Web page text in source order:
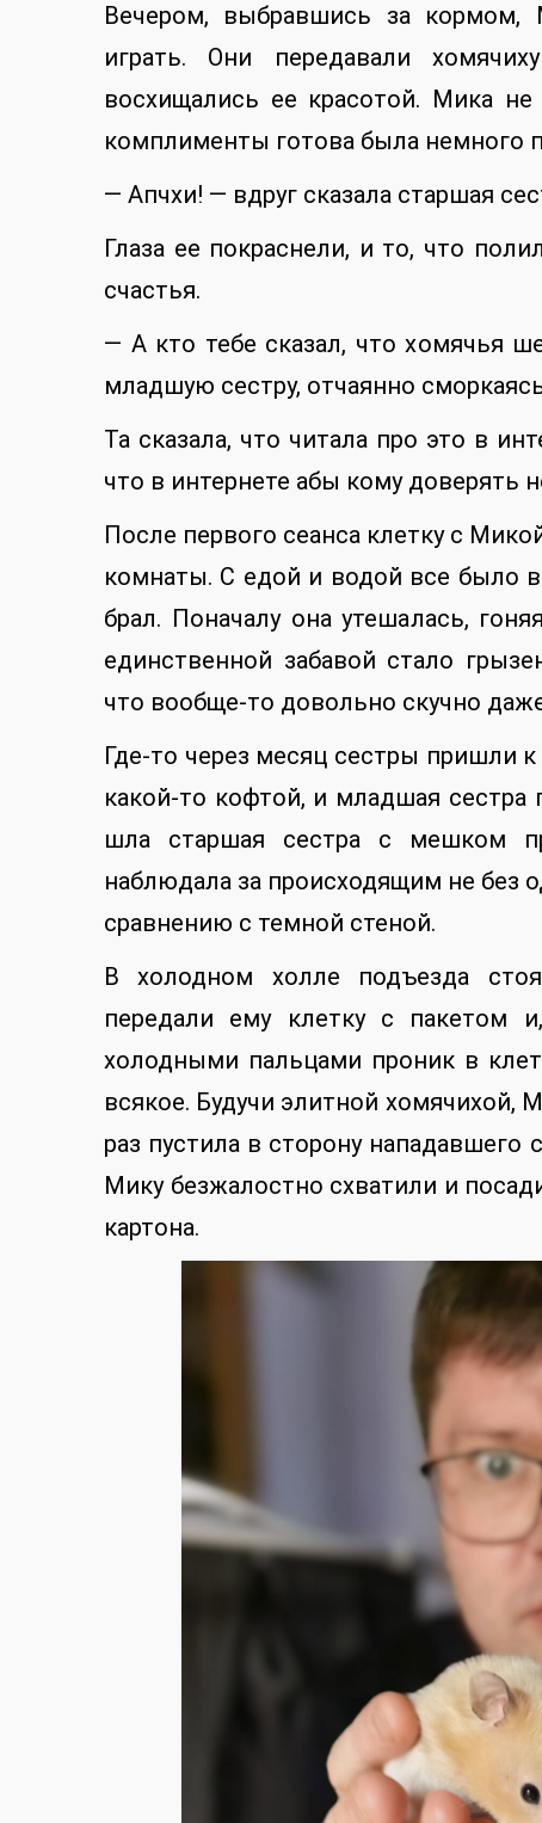
Вечером, выбравшись за кормом,
играть. Они передавали
восхищались ее красотой. Мика
комплименты готова была немного
— Апчхи! — вдруг сказала старшая
Глаза ее покраснели, и то, что
счастья.
— А кто тебе сказал, что хомячья
младшую сестру, отчаянно
Та сказала, что читала про это в
что в интернете абы кому доверять
После первого сеанса клетку с
комнаты. С едой и водой все было
брал. Поначалу она утешалась,
единственной забавой стало
что вообще-то довольно скучно
Где-то через месяц сестры пришли
какой-то кофтой, и младшая сестра
шла старшая сестра с мешком
наблюдала за происходящим не без
сравнению с темной стеной.
В холодном холле подъезда
передали ему клетку с пакетом
холодными пальцами проник в
всякое. Будучи элитной хомячихой,
раз пустила в сторону
Мику безжалостно схватили и
картона.